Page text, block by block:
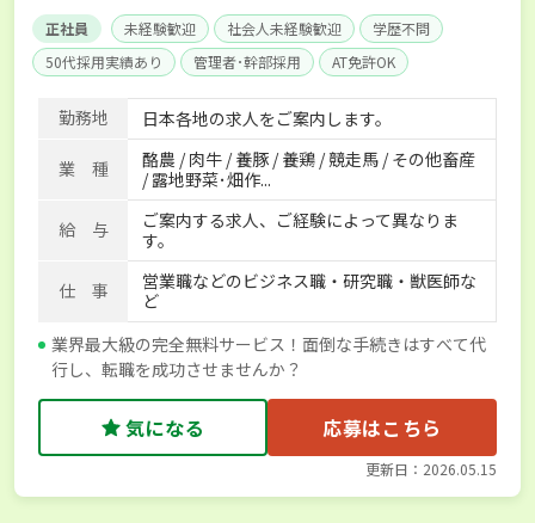
正社員 未経験歓迎 社会人未経験歓迎
学歴不問
50代採用実績あり
管理者･幹部採用
AT免許OK
家賃補助制度あり
食事補助あり
残業月20時間以内
賞与実績あり
年間休日100日以上
経験者優遇
独立支援可能
社会保険完備 単身寮あり
世帯寮あり
寮･社宅相談可
勤務地 日本各地の求人をご案内します。
業 種
酪農 / 肉牛 / 養豚 / 養鶏 / 競走馬 / その他畜産
/ 露地野菜･畑作...
給 与
ご案内する求人、ご経験によって異なりま
す。
仕 事
営業職などのビジネス職・研究職・獣医師な
ど
業界最大級の完全無料サービス！面倒な手続きはすべて代
行し、転職を成功させませんか？
気になる 応募はこちら
更新日：2026.05.15